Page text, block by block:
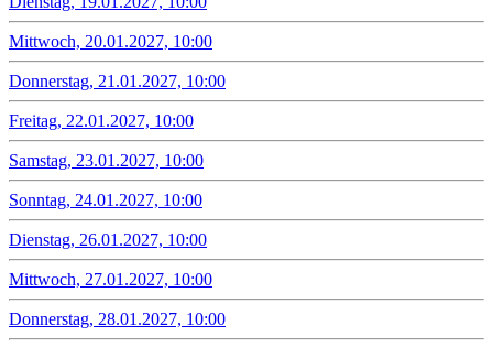
Mittwoch, 20.01.2027, 10:00
Donnerstag, 21.01.2027, 10:00
Freitag, 22.01.2027, 10:00
Samstag, 23.01.2027, 10:00
Sonntag, 24.01.2027, 10:00
Dienstag, 26.01.2027, 10:00
Mittwoch, 27.01.2027, 10:00
Donnerstag, 28.01.2027, 10:00